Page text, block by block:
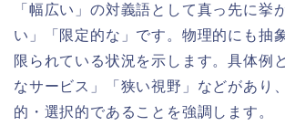
「幅広い」の対義語として真っ先に挙
い」「限定的な」です。物理的にも抽
限られている状況を示します。具体例
なサービス」「狭い視野」などがあり
的・選択的であることを強調します。